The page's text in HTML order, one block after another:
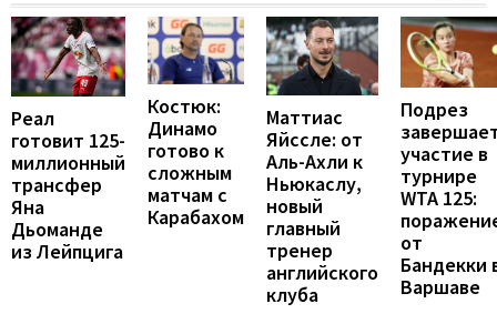
Реал
готовит 125-
миллионный
трансфер
Яна
Дьоманде
из Лейпцига
Костюк:
Динамо
готово к
сложным
матчам с
Карабахом
Маттиас
Яйссле: от
Аль-Ахли к
Ньюкаслу,
новый
главный
тренер
английского
клуба
Подрез
участие в
турнире
WTA 125:
от
Бандекки
Варшаве